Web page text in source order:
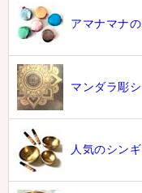
アマナマナ
マンダラ彫
人気のシン